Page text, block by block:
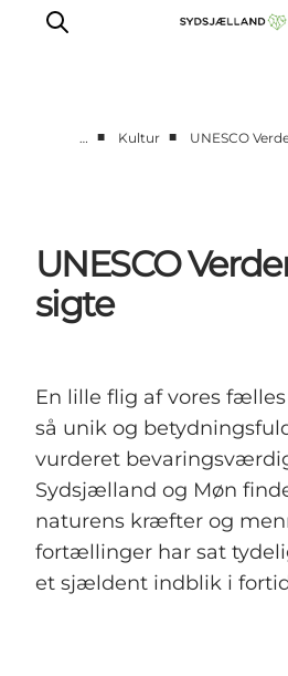
Events
Spis
Overnat
… ■ Kultur ■ UNESCO
UNESCO
sigte
En lille flig af vores
så unik og
vurderet
Sydsjælland og Møn
naturens kræfter og
fortællinger har sat
et sjældent indblik i